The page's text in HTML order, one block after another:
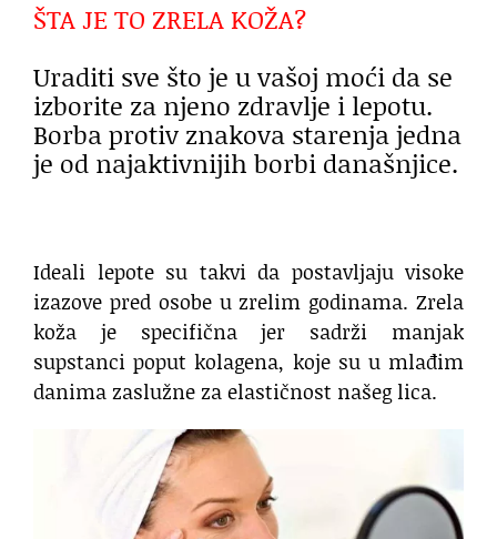
ŠTA JE TO ZRELA KOŽA?
Uraditi sve što je u vašoj moći da se
izborite za njeno zdravlje i lepotu.
Borba protiv znakova starenja jedna
je od najaktivnijih borbi današnjice.
Ideali lepote su takvi da postavljaju visoke
izazove pred osobe u zrelim godinama. Zrela
koža je specifična jer sadrži manjak
supstanci poput kolagena, koje su u mlađim
danima zaslužne za elastičnost našeg lica.